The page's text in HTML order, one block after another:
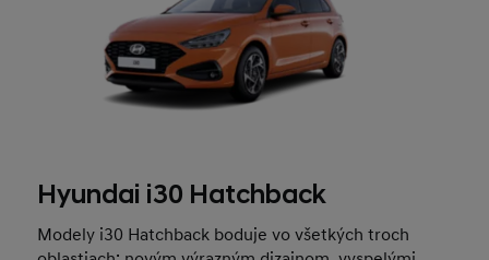
Hyundai i30 Hatchback
Modely i30 Hatchback boduje vo všetkých troch